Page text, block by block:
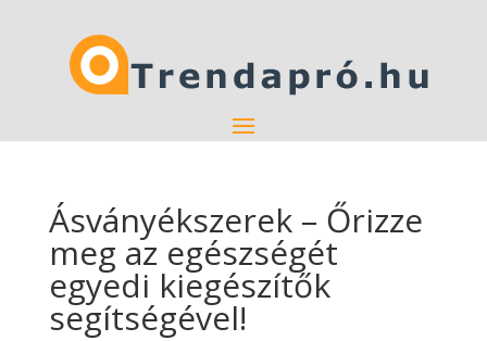
Ásványékszerek – Őrizze
meg az egészségét
egyedi kiegészítők
segítségével!